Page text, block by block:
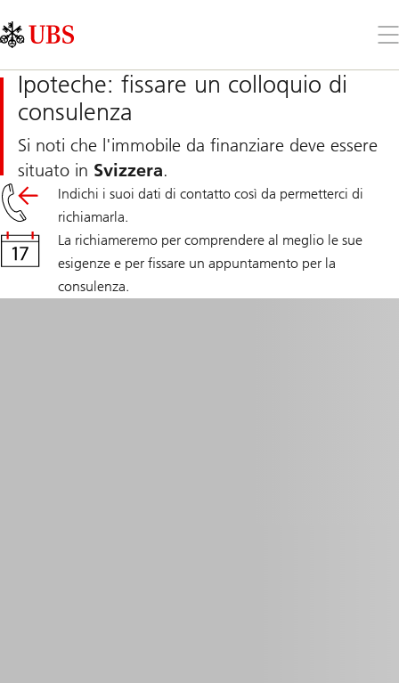
Links
Area
il
Ipoteche: fissare un colloquio di
consulenza
Si noti che l'immobile da finanziare deve essere
situato in Svizzera.
Indichi i suoi dati di contatto così da permetterci di
richiamarla.
La richiameremo per comprendere al meglio le sue
esigenze e per fissare un appuntamento per la
consulenza.